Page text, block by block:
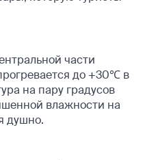
части
до +30℃ в
на пару градусов
влажности на
душно.